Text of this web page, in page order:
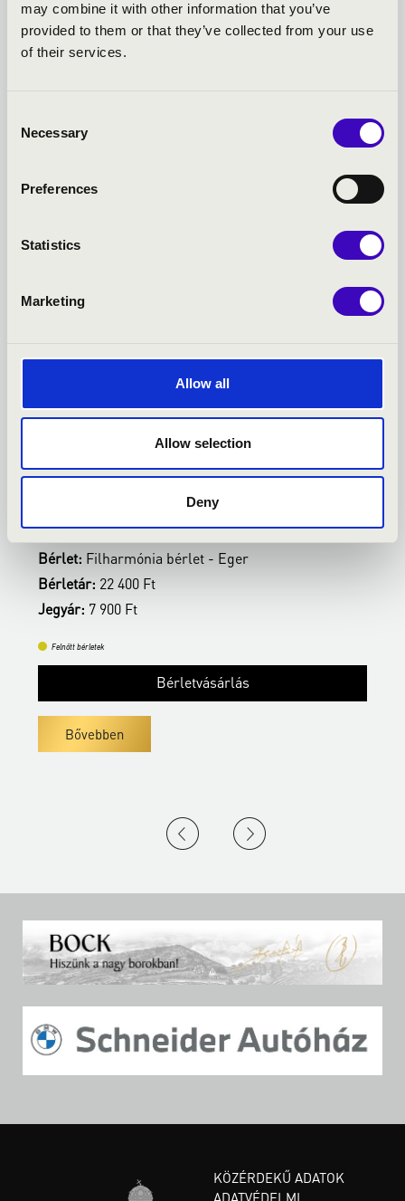
may combine it with other information that you’ve
provided to them or that they’ve collected from your use
of their services.
Selection
Necessary
Preferences
Statistics
Marketing
Allow all
Allow selection
Deny
FILHARMÓNIA BÉRLET -
EGER - TOVÁBBI
2027.02.23. - kedd 19:00
Eger - Gárdonyi Géza Színház
SZOLNOKI SZIMFONIKUS ZENEKAR
Bérlet: Filharmónia bérlet - Eger
Bérletár: 22 400 Ft
Jegyár: 7 900 Ft
Felnőtt bérletek
Bérletvásárlás
Bővebben
KÖZÉRDEKŰ ADATOK
ADATVÉDELMI